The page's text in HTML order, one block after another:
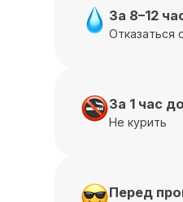
За 8–12
Отказаться
За 1 час
Не курить
Перед